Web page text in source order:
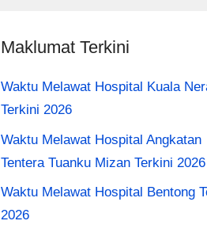
Maklumat Terkini
Waktu Melawat Hospital Kuala
Terkini 2026
Waktu Melawat Hospital Angkatan
Tentera Tuanku Mizan Terkini 2026
Waktu Melawat Hospital Bentong
2026